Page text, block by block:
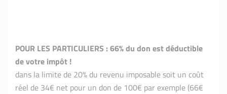
POUR LES PARTICULIERS : 66% du don est déductible
de votre impôt !
dans la limite de 20% du revenu imposable soit un coût
réel de 34€ net pour un don de 100€ par exemple (66€